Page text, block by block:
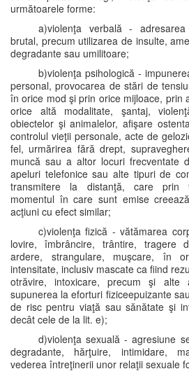
următoarele forme:
a)violenţa verbală -
brutal, precum utilizarea de insulte,
degradante sau umilitoare;
b)violenţa psihologică -
personal, provocarea de stări de
în orice mod şi prin orice mijloace, prin
orice altă modalitate, şantaj,
obiectelor şi animalelor, afişare
controlul vieţii personale, acte de
fel, urmărirea fără drept,
muncă sau a altor locuri frecventate
apeluri telefonice sau alte tipuri de
transmitere la distanţă, care prin
momentul în care sunt emise
acţiuni cu efect similar;
c)violenţa fizică - vătămarea
lovire, îmbrâncire, trântire, tragere
ardere, strangulare, muşcare, în
intensitate, inclusiv mascate ca fiind
otrăvire, intoxicare, precum şi alte
supunerea la eforturi fiziceepuizante
de risc pentru viaţă sau sănătate şi
decât cele de la lit. e);
d)violenţa sexuală - agresiune
degradante, hărţuire, intimidare,
vederea întreţinerii unor relaţii sexuale